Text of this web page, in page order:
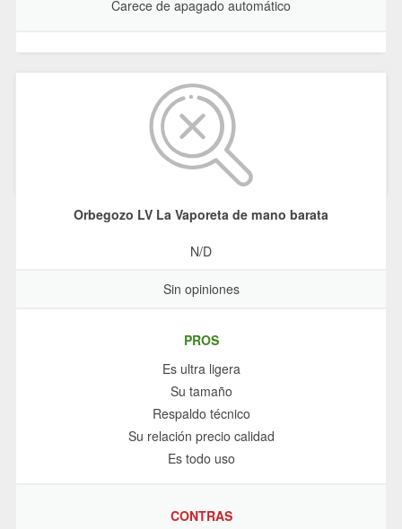
Carece de apagado automático
Orbegozo LV La Vaporeta de mano barata
N/D
Sin opiniones
PROS
Es ultra ligera
Su tamaño
Respaldo técnico
Su relación precio calidad
Es todo uso
CONTRAS